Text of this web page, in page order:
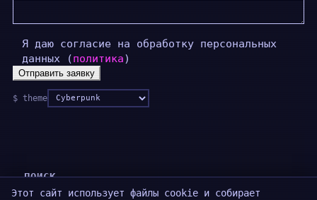
Согласие на обработку персональных данных*
Я даю согласие на обработку персональных
данных (политика)
Отправить заявку
$ themeЦветовая
ПОИСК
Этот сайт использует файлы cookie и собирает